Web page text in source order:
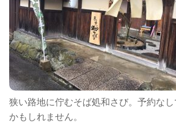
狭い路地に佇むそば処和さび。予約な
かもしれません。